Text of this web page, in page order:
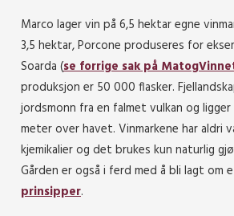
Marco lager vin på 6,5 hektar egne
3,5 hektar, Porcone produseres for
Soarda (se forrige sak på
produksjon er 50 000 flasker.
jordsmonn fra en falmet vulkan og ligger
meter over havet. Vinmarkene har
kjemikalier og det brukes kun naturlig
Gården er også i ferd med å bli lagt om
prinsipper.